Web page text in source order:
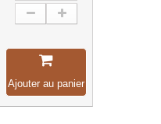
Ajouter au panier